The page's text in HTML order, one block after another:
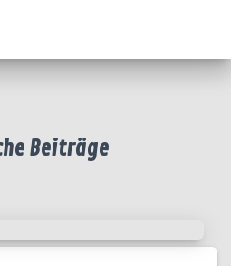
Beiträge